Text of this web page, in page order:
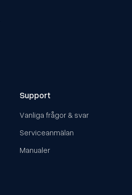
Support
Vanliga frågor & svar
Serviceanmälan
Manualer